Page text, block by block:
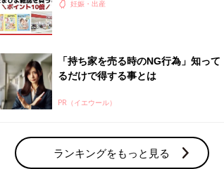
妊娠・出産
「持ち家を売る時のNG行為」知って
るだけで得する事とは
PR（イエウール）
ランキングをもっと見る